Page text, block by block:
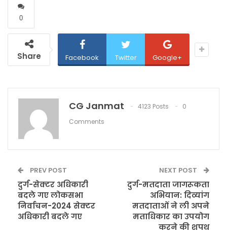
0
Share Facebook Twitter Google+
CG Janmat 4123 Posts
0
Comments
PREV POST
दुर्ग-सेक्टर अधिकारी
बदले गए लोकसभा
निर्वाचन-2024 सेक्टर
अधिकारी बदले गए
NEXT POST
दुर्ग-मतदाता जागरूकता
अभियान: दिव्यांग
मतदाताओं ने ली अपने
मताधिकार का उपयोग
करने की शपथ